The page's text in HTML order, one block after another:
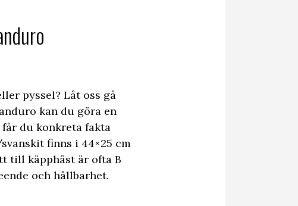
pyssel? Låt oss gå
kan du göra en
du konkreta fakta
finns i 44×25 cm
till käpphäst är ofta B
och hållbarhet.